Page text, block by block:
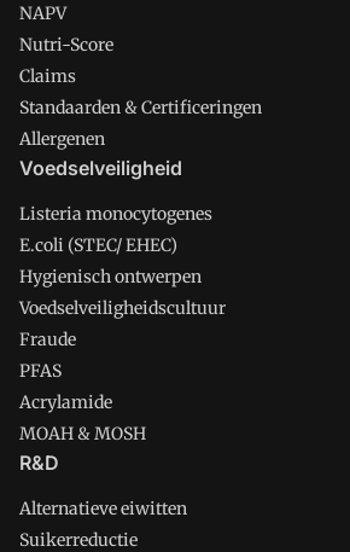
NAPV
Nutri-Score
Claims
Standaarden & Certificeringen
Allergenen
Voedselveiligheid
Listeria monocytogenes
E.coli (STEC/ EHEC)
Hygienisch ontwerpen
Voedselveiligheidscultuur
Fraude
PFAS
Acrylamide
MOAH & MOSH
R&D
Alternatieve eiwitten
Suikerreductie